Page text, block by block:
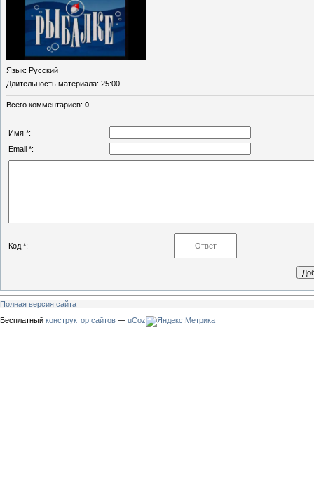
Язык: Русский
Длительность материала: 25:00
Всего комментариев: 0
Имя *:
Email *:
Код *:
Полная версия сайта
Бесплатный конструктор сайтов — uCoz